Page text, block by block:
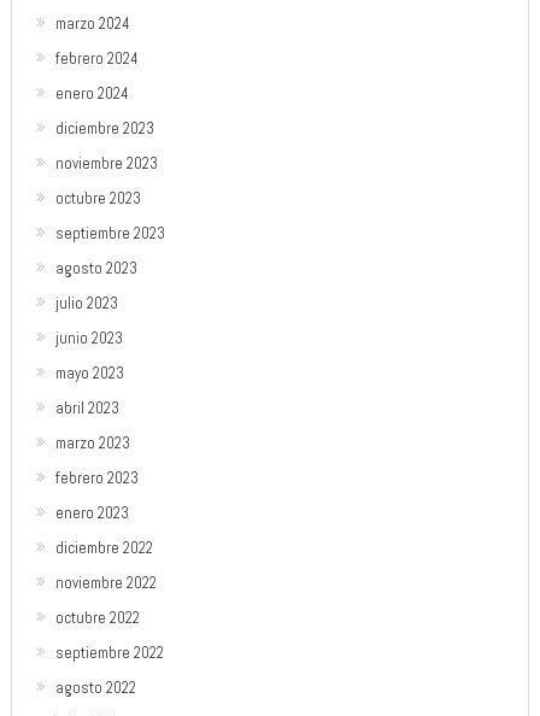
marzo 2024
febrero 2024
enero 2024
diciembre 2023
noviembre 2023
octubre 2023
septiembre 2023
agosto 2023
julio 2023
junio 2023
mayo 2023
abril 2023
marzo 2023
febrero 2023
enero 2023
diciembre 2022
noviembre 2022
octubre 2022
septiembre 2022
agosto 2022